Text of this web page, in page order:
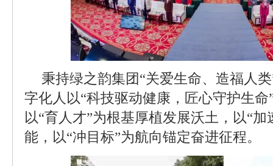
秉持绿之韵集团“关爱生命、造福人
字化人以“科技驱动健康，匠心守护生
以“育人才”为根基厚植发展沃土，以“
能，以“冲目标”为航向锚定奋进征程。